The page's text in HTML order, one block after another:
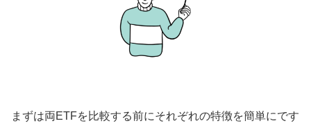
まずは両ETFを比較する前にそれぞれの特徴を簡単にです